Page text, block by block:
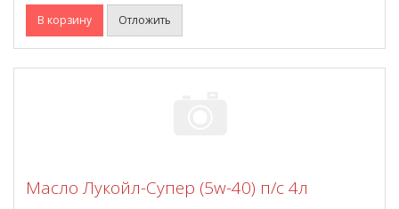
В корзину Отложить
Масло Лукойл-Супер (5w-40) п/с 4л